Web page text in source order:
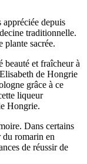
appréciée depuis
traditionnelle.
plante sacrée.
beauté et fraîcheur à
de Hongrie
grâce à ce
liqueur
Hongrie.
Dans certains
du romarin en
de réussir de